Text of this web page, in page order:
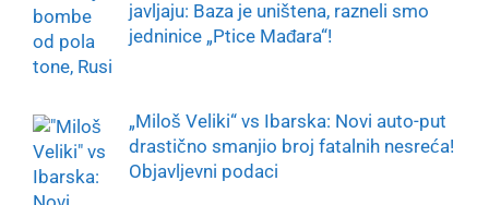
javljaju: Baza je uništena, razneli smo
jedninice „Ptice Mađara“!
„Miloš Veliki“ vs Ibarska: Novi auto-put
drastično smanjio broj fatalnih nesreća!
Objavljevni podaci